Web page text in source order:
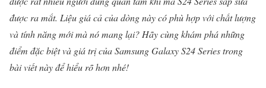
được ra mắt. Liệu giá cả của dòng này có phù hợp với chất lượng
và tính năng mới mà nó mang lại? Hãy cùng khám phá những
điểm đặc biệt và giá trị của Samsung Galaxy S24 Series trong
bài viết này để hiểu rõ hơn nhé!